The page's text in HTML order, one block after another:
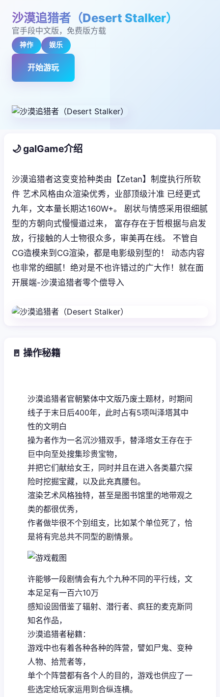
沙漠追猎者（Desert Stalker）
官手段中文版，免费版方载
神作 娱乐
开始游玩
🌙 galGame介绍
沙漠追猎者这变变拾种类由【Zetan】制度执行所软
件 艺术风格由众渲染优秀，业部顶级汁准 已经更式
九年，文本量长期达160W+。 剧状与情感采用很细腻
型的方朝向式慢慢道过来， 富存存在于哲根据与启发
放，行接触的人士物很众多，审美再在线。 不管自
CG造模来到CG渲染，都是电影级别型的！ 动态内容
也非常的细腻！绝对是不也许错过的广大作！就在面
开展端-沙漠追猎者零个偿导入
🚪 操作秘籍
沙漠追猎者官朝繁体中文版乃废土题材，时期间
线子于末日后400年，此时占有5项叫泽塔其中
性的文明白
操为者作为一名沉沙猎双手，替泽塔女王存在于
巨中向至处搜集珍贵宝物，
并把它们献给女王，同时并且在进入各类墓穴探
险时挖掘宝藏，以及此充真腰包。
渲染艺术风格独特，甚至是图书馆里的地带观之
类的都很优秀，
作者做毕很不个别组支，比如某个单位死了，恰
是将有完总共不同型的剧情景。
许能够一段剧情会有九个九种不同的平行线，文
本足足有一百六10万
感知设固借鉴了辐射、潜行者、疯狂的麦克斯同
知名作品，
沙漠追猎者秘籍：
游戏中也有着各种各种的阵营，譬如尸鬼、变种
人物、拾荒者等，
单个个阵营都有各个人的目的，游戏也供应了一
些选定给玩家运用到合纵连横。